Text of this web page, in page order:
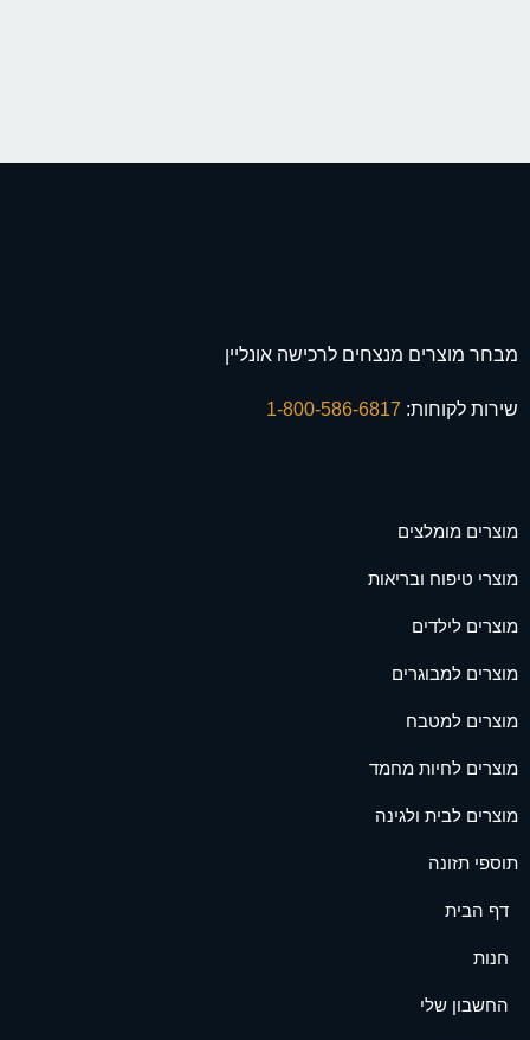
מבחר מוצרים מנצחים לרכישה אונליין
שירות לקוחות:
מוצרים מומלצים
מוצרי טיפוח ובריאות
מוצרים לילדים
מוצרים למבוגרים
מוצרים למטבח
מוצרים לחיות מחמד
מוצרים לבית ולגינה
תוספי תזונה
דף הבית
חנות
החשבון שלי